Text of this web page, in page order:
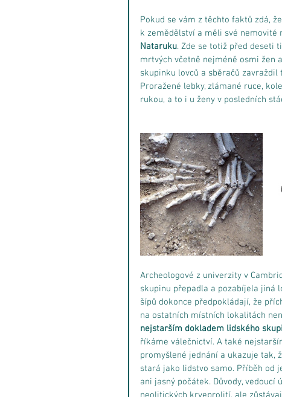
Pokud se vám z těchto faktů zdá,
k zemědělství a měli své nemovité
Nataruku. Zde se totiž před deseti
mrtvých včetně nejméně osmi žen
skupinku lovců a sběračů
Proražené lebky, zlámané ruce,
rukou, a to i u ženy v posledních
Archeologové z univerzity v
skupinu přepadla a pozabíjela jiná
šípů dokonce předpokládají, že
na ostatních místních lokalitách
nejstarším dokladem lidského
říkáme válečnictví. A také
promyšlené jednání a ukazuje
stará jako lidstvo samo. Příběh od
ani jasný počátek. Důvody,